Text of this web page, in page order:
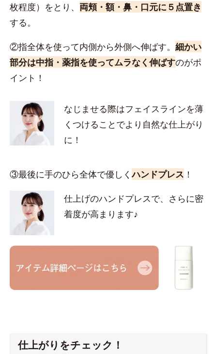
枚程度）をとり、 両頬・額・鼻・口元に５点置き
する。
②指全体を使って内側から外側へ伸ばす。 細かい
部分は中指・薬指を使ってムラなく伸ばすのがポ
イント！
なじませる際はフェイスラインを薄
くつけることでより自然な仕上がり
に！
③最後に手のひら全体で優しくハンドプレス ！
仕上げのハンドプレスで、さらに密
着度が高まります♪
仕上がりをチェック！